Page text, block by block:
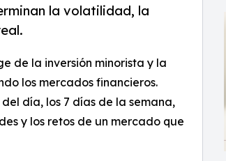
la volatilidad, la
de la inversión minorista y la
los mercados financieros.
día, los 7 días de la semana,
y los retos de un mercado que